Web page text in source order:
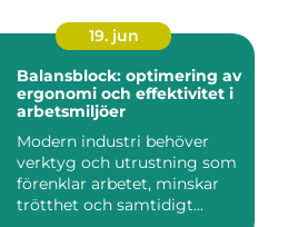
19. jun
Balansblock: optimering av
ergonomi och effektivitet i
arbetsmiljöer
Modern industri behöver
verktyg och utrustning som
förenklar arbetet, minskar
trötthet och samtidigt...